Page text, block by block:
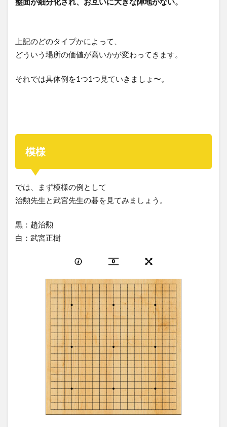
上記のどのタイプかによって、
どういう場所の価値が高いかが変わってきます。
それでは具体例を1つ1つ見ていきましょ〜。
模様
では、まず模様の例として
治勲先生と武宮先生の碁を見てみましょう。
黒：趙治勲
白：武宮正樹
0